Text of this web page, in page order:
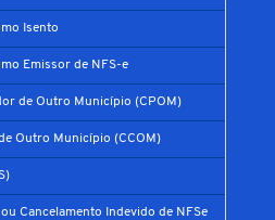
Isento
Emissor de NFS-e
de Outro Município (CPOM)
Outro Município (CCOM)
Cancelamento Indevido de NFSe